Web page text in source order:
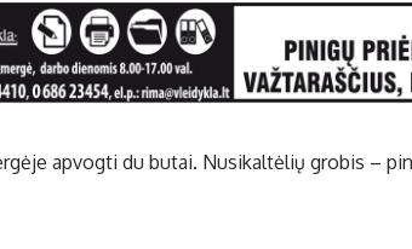
apvogti du butai. Nusikaltėlių grobis –